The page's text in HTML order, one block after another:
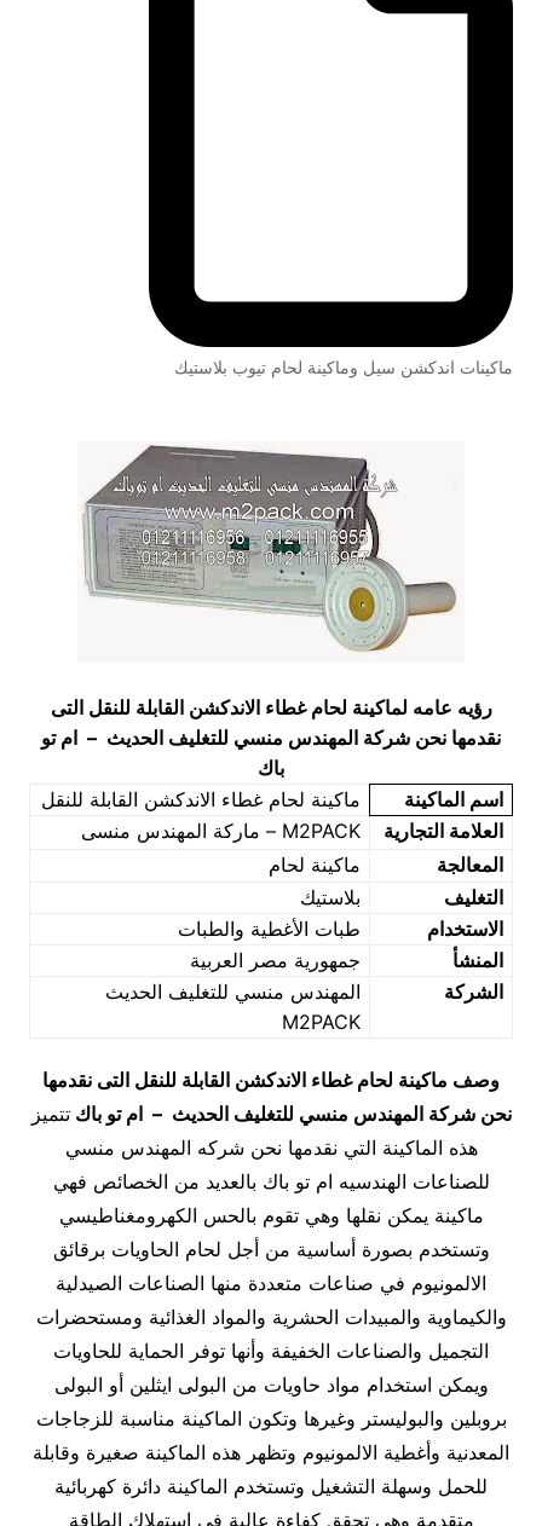
ماكينات اندكشن سيل وماكينة لحام تيوب بلاستيك
رؤيه عامه لماكينة لحام غطاء الاندكشن القابلة للنقل التى
نقدمها نحن شركة المهندس منسي للتغليف الحديث – ام تو
باك
اسم الماكينة
ماكينة لحام غطاء الاندكشن القابلة للنقل
العلامة التجارية
M2PACK – ماركة المهندس منسى
المعالجة
ماكينة لحام
التغليف
بلاستيك
الاستخدام
طبات الأغطية والطبات
المنشأ
جمهورية مصر العربية
الشركة
المهندس منسي للتغليف الحديث
M2PACK
وصف ماكينة لحام غطاء الاندكشن القابلة للنقل التى نقدمها
نحن شركة المهندس منسي للتغليف الحديث – ام تو باكتتميز
هذه الماكينة التي نقدمها نحن شركه المهندس منسي
للصناعات الهندسيه ام تو باك بالعديد من الخصائص فهي
ماكينة يمكن نقلها وهي تقوم بالحس الكهرومغناطيسي
وتستخدم بصورة أساسية من أجل لحام الحاويات برقائق
الالمونيوم في صناعات متعددة منها الصناعات الصيدلية
والكيماوية والمبيدات الحشرية والمواد الغذائية ومستحضرات
التجميل والصناعات الخفيفة وأنها توفر الحماية للحاويات
ويمكن استخدام مواد حاويات من البولى ايثلين أو البولى
بروبلين والبوليستر وغيرها وتكون الماكينة مناسبة للزجاجات
المعدنية وأغطية الالمونيوم وتظهر هذه الماكينة صغيرة وقابلة
للحمل وسهلة التشغيل وتستخدم الماكينة دائرة كهربائية
متقدمة وهي تحقق كفاءة عالية في استهلاك الطاقة